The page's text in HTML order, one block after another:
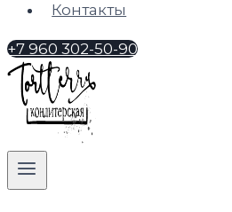
Контакты
+7 960 302-50-90